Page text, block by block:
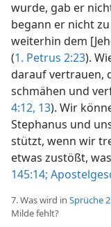
wurde, gab er
begann er nicht
weiterhin dem
(1. Petrus 2:23).
darauf vertrauen,
schmähen und
4:12, 13). Wir
Stephanus und
stützt, wenn wir
etwas zustößt,
145:14;
7. Was wird in Sprüche
Milde fehlt?